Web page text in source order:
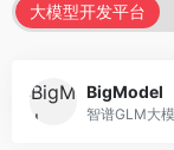
大模型开发平台
BigModel